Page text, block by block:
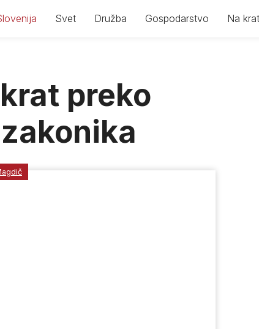
Svet Družba Gospodarstvo Na
preko